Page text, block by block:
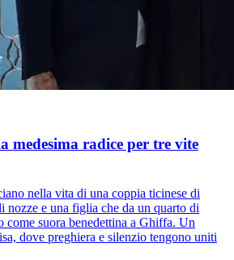
medesima radice per tre vite
nella vita di una coppia ticinese di
nozze e una figlia che da un quarto di
come suora benedettina a Ghiffa. Un
dove preghiera e silenzio tengono uniti